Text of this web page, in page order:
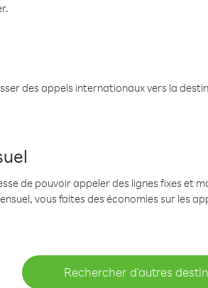
des appels internationaux vers la
de pouvoir appeler des lignes fixes et
vous faites des économies sur les
Rechercher d'autres